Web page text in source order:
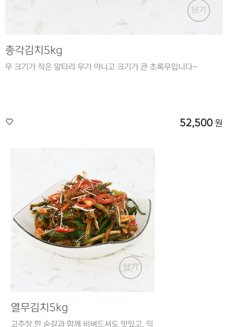
담기
총각김치5kg
무 크기가 작은 알타리 무가 아니고 크기가 큰 초록무입니다~
52,500 원
담기
열무김치5kg
고추장 한 숟갈과 함께 비벼드셔도 맛있고, 익